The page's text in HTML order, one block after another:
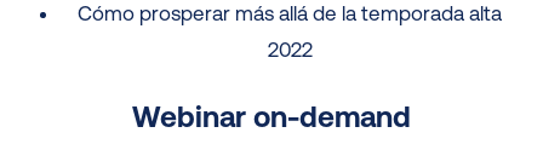
Cómo prosperar más allá de la temporada alta
2022
Webinar on-demand